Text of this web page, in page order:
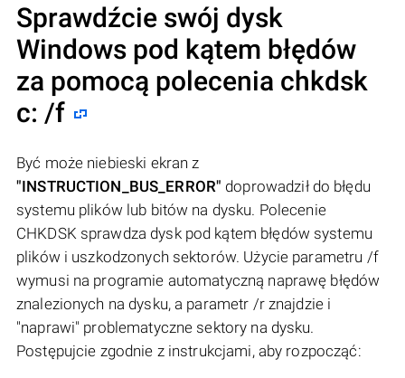
Sprawdźcie swój dysk
Windows pod kątem błędów
za pomocą polecenia chkdsk
c: /f
Być może niebieski ekran z
"INSTRUCTION_BUS_ERROR" doprowadził do błędu
systemu plików lub bitów na dysku. Polecenie
CHKDSK sprawdza dysk pod kątem błędów systemu
plików i uszkodzonych sektorów. Użycie parametru /f
wymusi na programie automatyczną naprawę błędów
znalezionych na dysku, a parametr /r znajdzie i
"naprawi" problematyczne sektory na dysku.
Postępujcie zgodnie z instrukcjami, aby rozpocząć: